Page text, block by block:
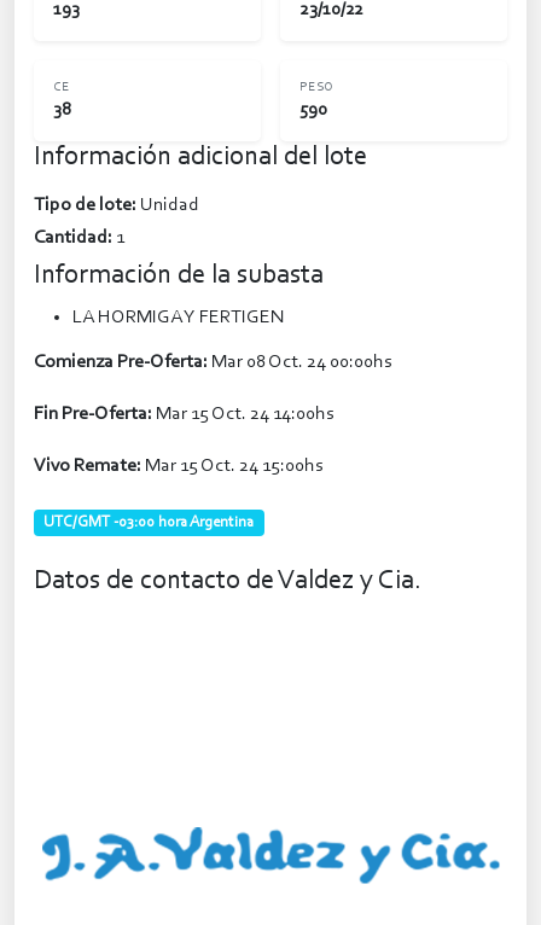
193 23/10/22
CE
38
PESO
590
Información adicional del lote
Tipo de lote: Unidad
Cantidad: 1
Información de la subasta
LA HORMIGA Y FERTIGEN
Comienza Pre-Oferta: Mar 08 Oct. 24 00:00hs
Fin Pre-Oferta: Mar 15 Oct. 24 14:00hs
Vivo Remate: Mar 15 Oct. 24 15:00hs
UTC/GMT -03:00 hora Argentina
Datos de contacto de Valdez y Cia.